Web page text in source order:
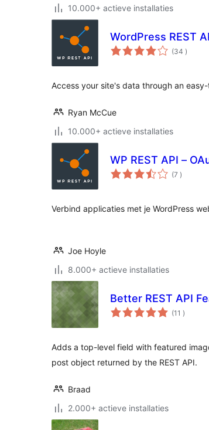
10.000+ actieve installaties
WordPress REST
(34 aantal
)
Access your site's data through an easy-
Ryan McCue
10.000+ actieve installaties
WP REST API –
(7 aantal
)
Verbind applicaties met je WordPress
Joe Hoyle
8.000+ actieve installaties
Better REST API
(11 aantal
)
Adds a top-level field with featured
post object returned by the REST API.
Braad
2.000+ actieve installaties